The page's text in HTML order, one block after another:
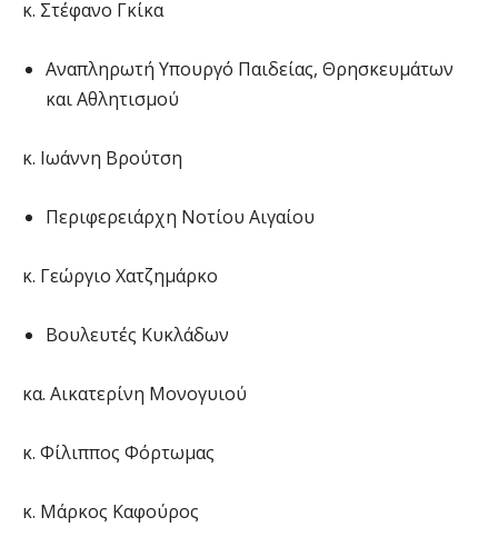
κ. Στέφανο Γκίκα
Aναπληρωτή Υπουργό Παιδείας, Θρησκευμάτων
και Αθλητισμού
κ. Ιωάννη Βρούτση
Περιφερειάρχη Νοτίου Αιγαίου
κ. Γεώργιο Χατζημάρκο
Βουλευτές Κυκλάδων
κα. Αικατερίνη Μονογυιού
κ. Φίλιππος Φόρτωμας
κ. Μάρκος Καφούρος